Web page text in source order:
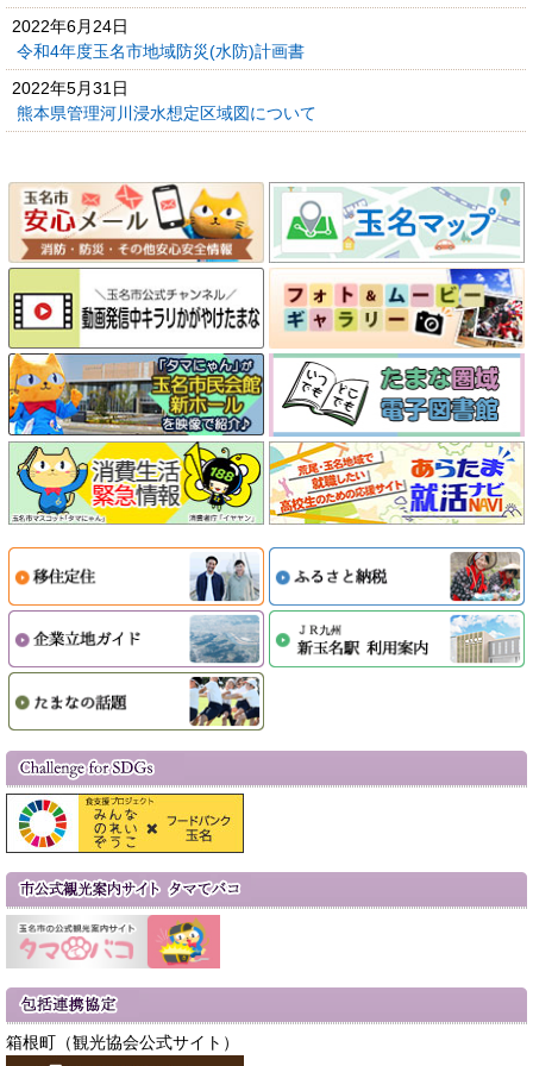
2022年6月24日
令和4年度玉名市地域防災(水防)計画書
2022年5月31日
熊本県管理河川浸水想定区域図について
箱根町（観光協会公式サイト）